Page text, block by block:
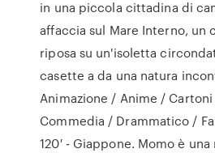
in una piccola cittadina di
affaccia sul Mare Interno, un
riposa su un'isoletta
casette a da una natura
Animazione / Anime /
Commedia / Drammatico /
120′ - Giappone. Momo è